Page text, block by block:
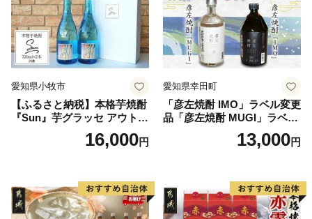
愛知県小牧市
【ふるさと納税】本格芋焼酎
『Sun』芋グラッセ アウトド
ア ソロキャンプ ベランピン
グ 巣ごもり 就労支援16,000円
愛知県幸田町
「彦左焼酎 IMO」ラベル変更
品「彦左焼酎 MUGI」ラベル
変更品 飲み比べ セット 合計
2本 720ml×各1本 25度 焼酎
13,000円